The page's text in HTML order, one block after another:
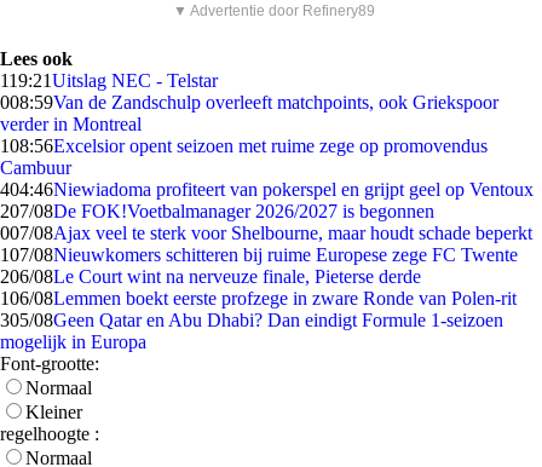
▼ Advertentie door Refinery89
Lees ook
119:21Uitslag NEC - Telstar
008:59Van de Zandschulp overleeft matchpoints, ook Griekspoor
verder in Montreal
108:56Excelsior opent seizoen met ruime zege op promovendus
Cambuur
404:46Niewiadoma profiteert van pokerspel en grijpt geel op Ventoux
207/08De FOK!Voetbalmanager 2026/2027 is begonnen
007/08Ajax veel te sterk voor Shelbourne, maar houdt schade beperkt
107/08Nieuwkomers schitteren bij ruime Europese zege FC Twente
206/08Le Court wint na nerveuze finale, Pieterse derde
106/08Lemmen boekt eerste profzege in zware Ronde van Polen-rit
305/08Geen Qatar en Abu Dhabi? Dan eindigt Formule 1-seizoen
mogelijk in Europa
Font-grootte:
Normaal
Kleiner
regelhoogte :
Normaal